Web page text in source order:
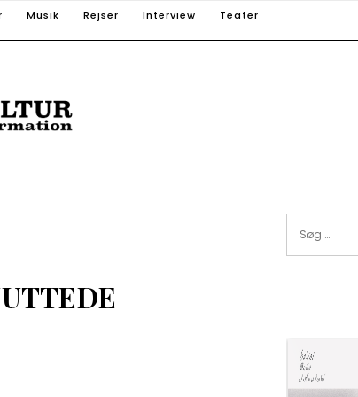
Musik Rejser Interview Teater